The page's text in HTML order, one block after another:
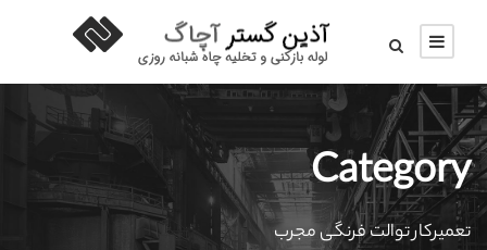
Category
تعمیرکار توالت فرنگی مجرب